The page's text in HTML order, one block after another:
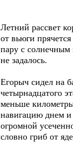
Летний рассвет
от вьюги
пару с солнечным
не задалось.
Егорыч сидел на
четырнадцатого
меньше
навигацию днем
огромной
словно гриб от